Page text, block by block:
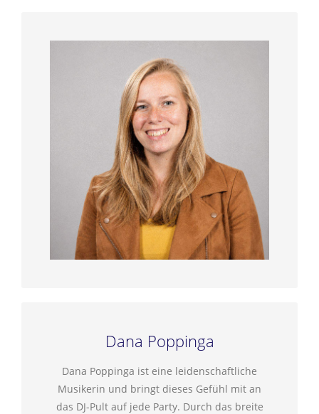
Dana Poppinga
Dana Poppinga ist eine leidenschaftliche
Musikerin und bringt dieses Gefühl mit an
das DJ-Pult auf jede Party. Durch das breite